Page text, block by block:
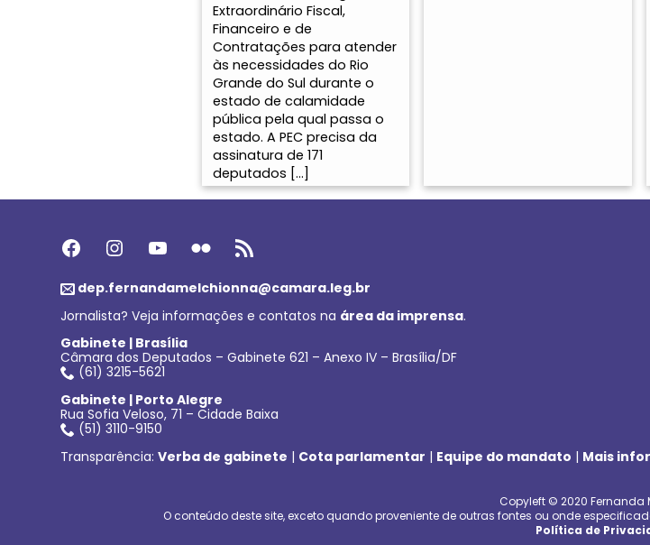
Extraordinário Fiscal,
Financeiro e de
Contratações para atender
às necessidades do Rio
Grande do Sul durante o
estado de calamidade
pública pela qual passa o
estado. A PEC precisa da
assinatura de 171
deputados […]
Facebook Instagram Youtube Flickr Feed RSS
dep.fernandamelchionna@camara.leg.br
Jornalista? Veja informações e contatos na área da imprensa.
Gabinete | Brasília
Câmara dos Deputados – Gabinete 621 – Anexo IV – Brasília/DF
(61) 3215-5621
Gabinete | Porto Alegre
Rua Sofia Veloso, 71 – Cidade Baixa
(51) 3110-9150
Transparência:Verba de gabinete | Cota parlamentar | Equipe do mandato | Mais
Copyleft © 2020 Fernanda
O conteúdo deste site, exceto quando proveniente de outras fontes ou onde
Política de